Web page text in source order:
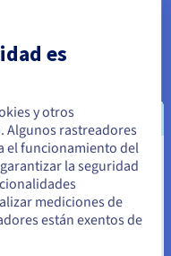
su Data Stack y
administrada y
en Estados
Unidos, deberá buscar
es
y otros
Algunos rastreadores
el funcionamiento del
la seguridad
mediciones de
están exentos de